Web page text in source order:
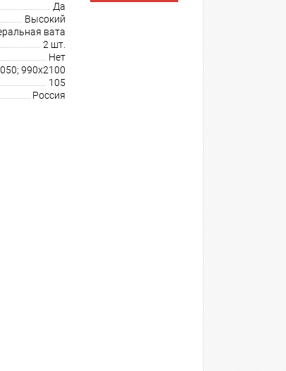
Да
Высокий
вата
2 шт.
Нет
990х2100
105
Россия